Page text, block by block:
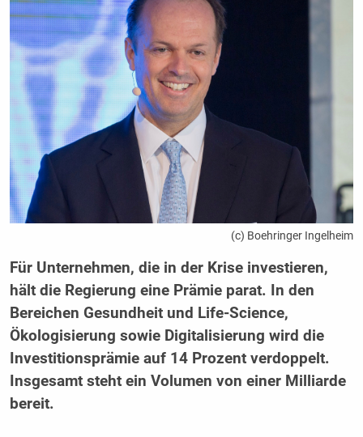
(c) Boehringer Ingelheim
Für Unternehmen, die in der Krise investieren,
hält die Regierung eine Prämie parat. In den
Bereichen Gesundheit und Life-Science,
Ökologisierung sowie Digitalisierung wird die
Investitionsprämie auf 14 Prozent verdoppelt.
Insgesamt steht ein Volumen von einer Milliarde
bereit.